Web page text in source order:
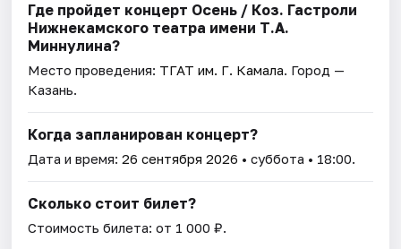
Где пройдет концерт Осень / Коз. Гастроли
Нижнекамского театра имени Т.А.
Миннулина?
Место проведения: ТГАТ им. Г. Камала. Город —
Казань.
Когда запланирован концерт?
Дата и время:26 сентября 2026 • суббота • 18:00.
Сколько стоит билет?
Стоимость билета: от 1 000 ₽.